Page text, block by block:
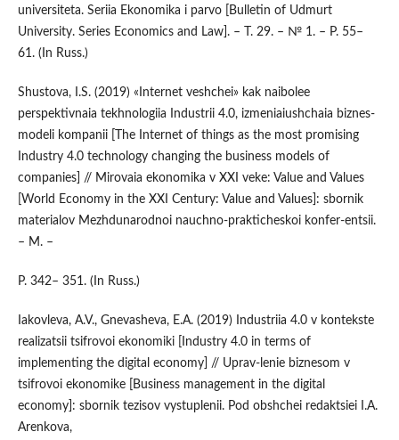
universiteta. Seriia Ekonomika i parvo [Bulletin of Udmurt
University. Series Economics and Law]. – T. 29. – № 1. – P. 55–
61. (In Russ.)
Shustova, I.S. (2019) «Internet veshchei» kak naibolee
perspektivnaia tekhnologiia Industrii 4.0, izmeniaiushchaia biznes-
modeli kompanii [The Internet of things as the most promising
Industry 4.0 technology changing the business models of
companies] // Mirovaia ekonomika v XXI veke: Value and Values
[World Economy in the XXI Century: Value and Values]: sbornik
materialov Mezhdunarodnoi nauchno-prakticheskoi konfer-entsii.
– M. –
P. 342– 351. (In Russ.)
Iakovleva, A.V., Gnevasheva, E.A. (2019) Industriia 4.0 v kontekste
realizatsii tsifrovoi ekonomiki [Industry 4.0 in terms of
implementing the digital economy] // Uprav-lenie biznesom v
tsifrovoi ekonomike [Business management in the digital
economy]: sbornik tezisov vystuplenii. Pod obshchei redaktsiei I.A.
Arenkova,